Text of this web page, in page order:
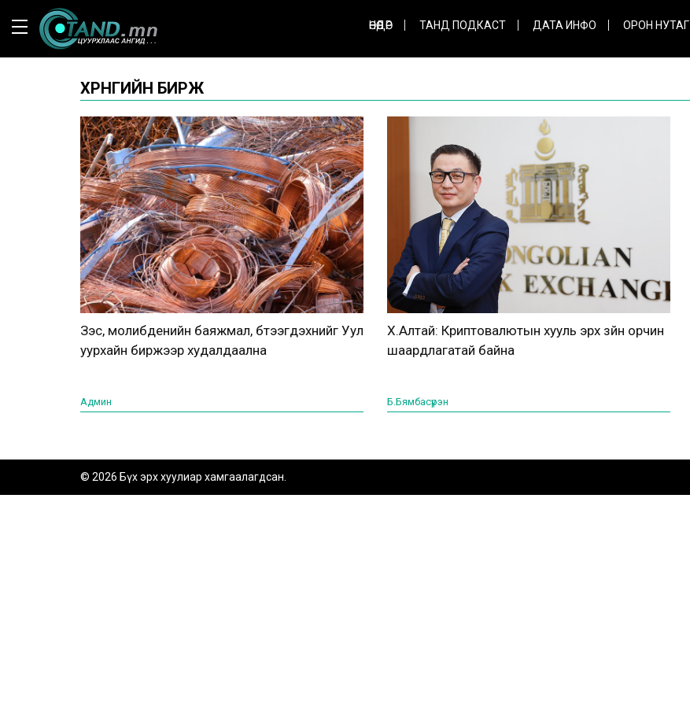
ӨНӨӨДӨР ТАНД ПОДКАСТ ДАТА ИНФО ОРОН НУТАГ
ХӨРӨНГИЙН БИРЖ
Зэс, молибденийн баяжмал, бүтээгдэхүүнийг Уул
уурхайн биржээр худалдаална
Админ
Х.Алтай: Криптовалютын хууль эрх зүйн орчин
шаардлагатай байна
Б.Бямбасүрэн
© 2026 Бүх эрх хуулиар хамгаалагдсан.